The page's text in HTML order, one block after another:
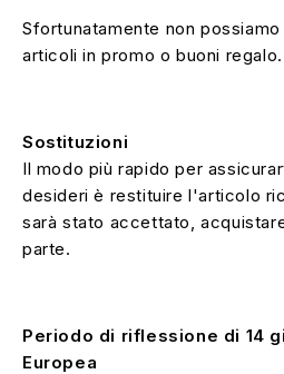
Sfortunatamente non
articoli in promo o buoni regalo.
Sostituzioni
Il modo più rapido per
desideri è restituire l'articolo
sarà stato accettato,
parte.
Periodo di riflessione di 14
Europea